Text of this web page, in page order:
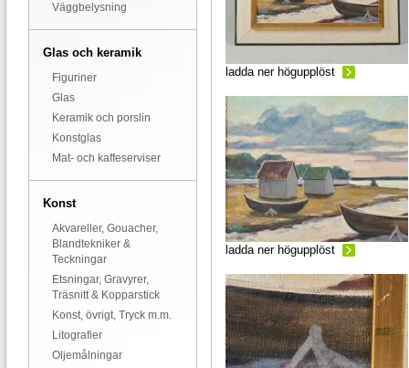
Väggbelysning
Glas och keramik
Figuriner
Glas
Keramik och porslin
Konstglas
Mat- och kaffeserviser
Konst
Akvareller, Gouacher,
Blandtekniker &
Teckningar
Etsningar, Gravyrer,
Träsnitt & Kopparstick
Konst, övrigt, Tryck m.m.
Litografier
Oljemålningar
ladda ner högupplöst
ladda ner högupplöst